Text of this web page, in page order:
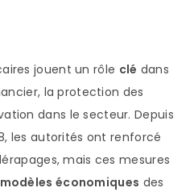
jouent un rôle clé dans
la protection des
dans le secteur. Depuis
les autorités ont renforcé
mais ces mesures
économiques des